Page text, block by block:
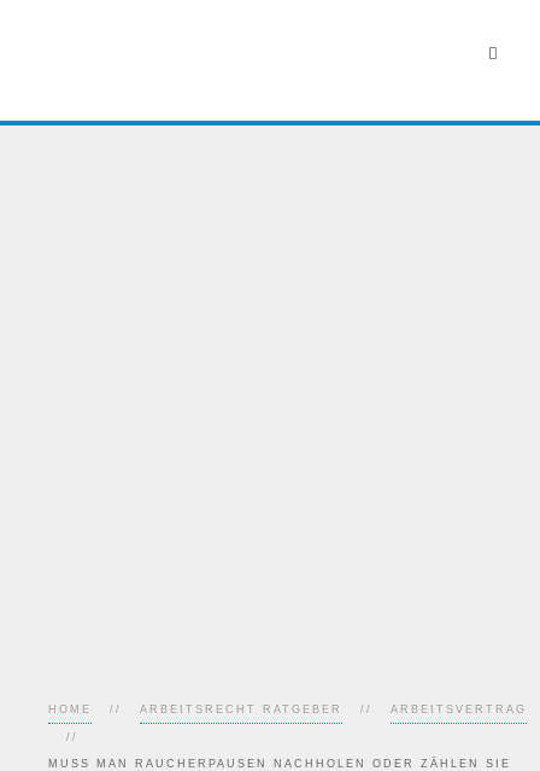
HOME ARBEITSRECHT RATGEBER ARBEITSVERTRAG
MUSS MAN RAUCHERPAUSEN NACHHOLEN ODER ZÄHLEN SIE